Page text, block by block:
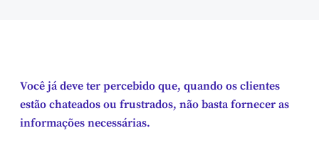
Você já deve ter percebido que, quando os clientes
estão chateados ou frustrados, não basta fornecer as
informações necessárias.